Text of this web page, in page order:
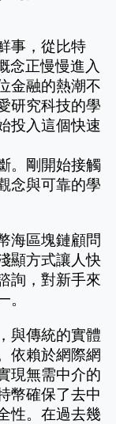
事，從比特
念正慢慢進入
金融的熱潮不
研究科技的學
投入這個快速
。剛開始接觸
念與可靠的學
海區塊鏈顧問
顯方式讓人快
詢，對新手來
。
與傳統的實體
依賴於網際網
現無需中介的
幣確保了去中
性。在過去幾